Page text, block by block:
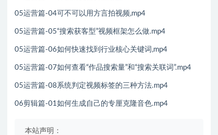
05运营篇-04可不可以用方言拍视频,mp4
05运营篇-05“搜索获客型”视频框架怎么做.mp4
05运营篇-06如何快速找到行业核心关键词,mp4
05运营篇-07如何查看“作品搜索量”和“搜索关联词”.mp4
05运营篇-08系统判定视频标签的三种方法.mp4
06剪辑篇-01如何生成自己的专厘克隆音色.mp4
本站声明：